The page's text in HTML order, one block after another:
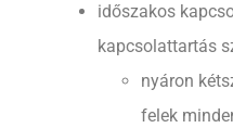
időszakos
kapcsolattartás
nyáron
felek